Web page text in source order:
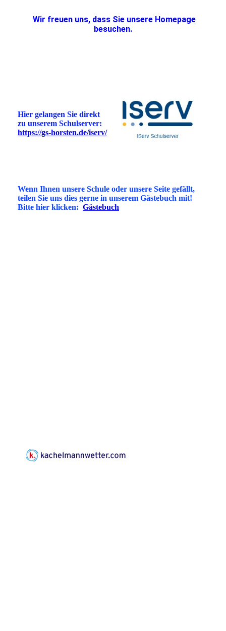
Wir freuen uns, dass Sie unsere Homepage
besuchen.
Hier gelangen Sie direkt
zu unserem Schulserver:
https://gs-horsten.de/iserv/
Wenn Ihnen unsere Schule oder unsere Seite gefällt,
teilen Sie uns dies gerne in unserem Gästebuch mit!
Bitte hier klicken: Gästebuch